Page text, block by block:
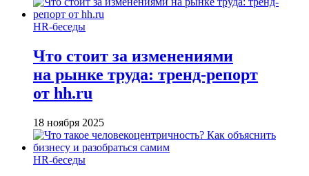
HR-беседы
Что стоит за изменениями
на рынке труда: тренд-репорт
от hh.ru
18 ноября 2025
HR-беседы